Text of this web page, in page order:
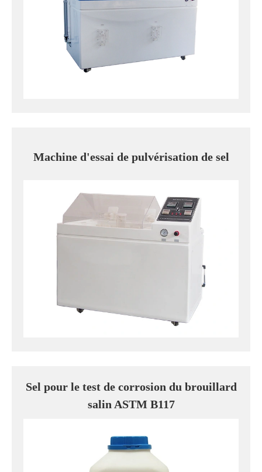
Machine d'essai de pulvérisation de sel
Sel pour le test de corrosion du brouillard
salin ASTM B117